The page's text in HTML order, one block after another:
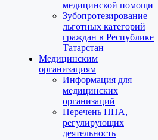
медицинской помощи
Зубопротезирование
льготных категорий
граждан в Республике
Татарстан
Медицинским
организациям
Информация для
медицинских
организаций
Перечень НПА,
регулирующих
деятельность